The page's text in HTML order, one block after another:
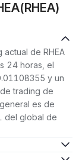
de RHEA
24 horas, el
y un
trading de
es de
del global de